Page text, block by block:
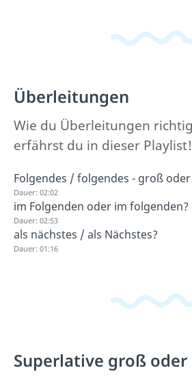
Überleitungen
Wie du Überleitungen
erfährst du in dieser Playlist!
Folgendes / folgendes - groß
Dauer: 02:02
im Folgenden oder im folgenden?
Dauer: 02:53
als nächstes / als Nächstes?
Dauer: 01:16
Superlative groß